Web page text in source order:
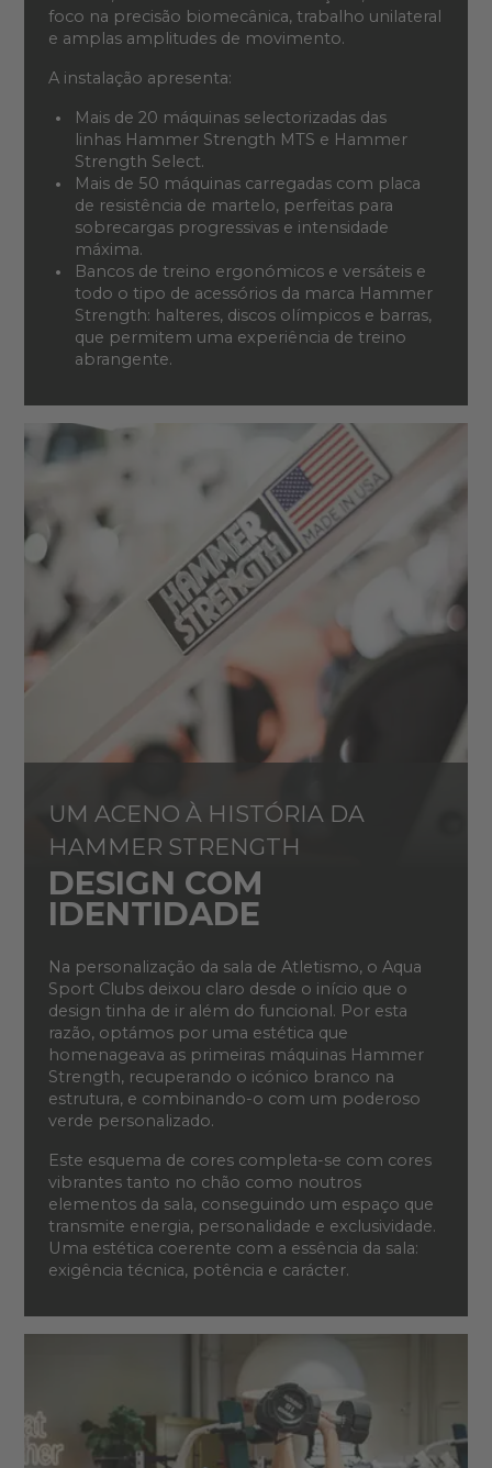
foco na precisão biomecânica, trabalho unilateral
e amplas amplitudes de movimento.
A instalação apresenta:
Mais de 20 máquinas selectorizadas das
linhas Hammer Strength MTS e Hammer
Strength Select.
Mais de 50 máquinas carregadas com placa
de resistência de martelo, perfeitas para
sobrecargas progressivas e intensidade
máxima.
Bancos de treino ergonómicos e versáteis e
todo o tipo de acessórios da marca Hammer
Strength: halteres, discos olímpicos e barras,
que permitem uma experiência de treino
abrangente.
UM ACENO À HISTÓRIA DA
HAMMER STRENGTH
DESIGN COM
IDENTIDADE
Na personalização da sala de Atletismo, o Aqua
Sport Clubs deixou claro desde o início que o
design tinha de ir além do funcional. Por esta
razão, optámos por uma estética que
homenageava as primeiras máquinas Hammer
Strength, recuperando o icónico branco na
estrutura, e combinando-o com um poderoso
verde personalizado.
Este esquema de cores completa-se com cores
vibrantes tanto no chão como noutros
elementos da sala, conseguindo um espaço que
transmite energia, personalidade e exclusividade.
Uma estética coerente com a essência da sala:
exigência técnica, potência e carácter.